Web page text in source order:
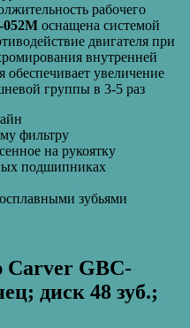
рабочего
052M оснащена системой
двигателя при
внутренней
обеспечивает увеличение
группы в 3-5 раз
фильтру
на рукоятку
подшипниках
зубьями
Carver GBC-
диск 48 зуб.;